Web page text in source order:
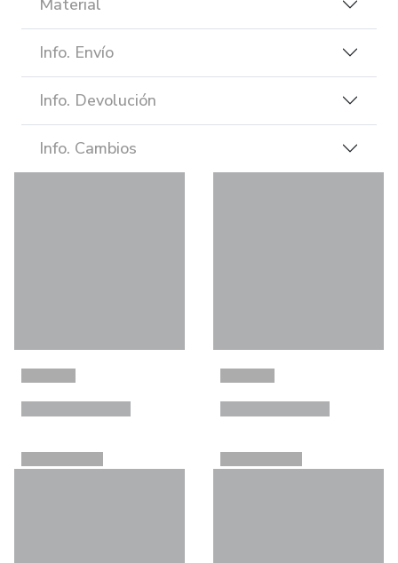
Material
Info. Envío
Info. Devolución
Info. Cambios